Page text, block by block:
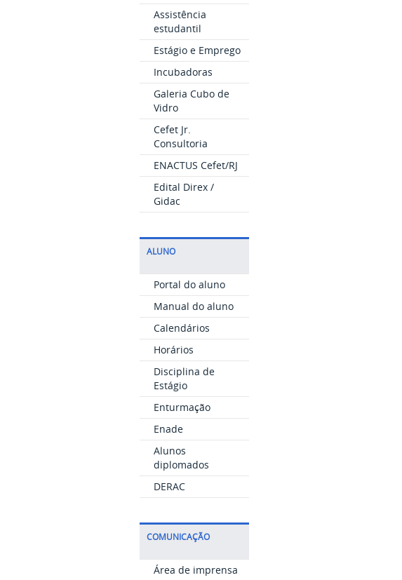
Assistência
estudantil
Estágio e Emprego
Incubadoras
Galeria Cubo de
Vidro
Cefet Jr.
Consultoria
ENACTUS Cefet/RJ
Edital Direx /
Gidac
ALUNO
Portal do aluno
Manual do aluno
Calendários
Horários
Disciplina de
Estágio
Enturmação
Enade
Alunos
diplomados
DERAC
COMUNICAÇÃO
Área de imprensa